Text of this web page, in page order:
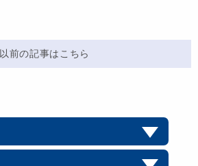
以前の記事はこちら